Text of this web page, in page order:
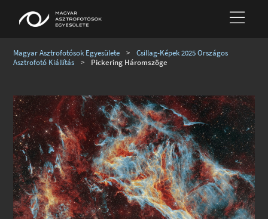
Magyar Asztrofotósok Egyesülete >
Csillag-Képek 2025 Országos
Asztrofotó Kiállítás
> Pickering Háromszöge